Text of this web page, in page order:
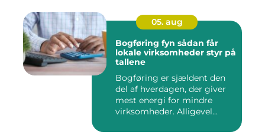
05. aug
Bogføring fyn sådan får
lokale virksomheder styr på
tallene
Bogføring er sjældent den
del af hverdagen, der giver
mest energi for mindre
virksomheder. Alligevel...